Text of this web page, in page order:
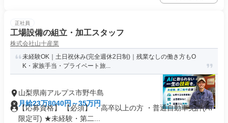
正社員
工場設備の組立・加工スタッフ
株式会社山十産業
未経験OK｜土日祝休み(完全週休2日制)｜残業なしの働き方もO
K・家族手当・プライベート旅...
山梨県南アルプス市野牛島
月給23万8040円～35万円
【応募資格】 【必須】 ・高卒以上の方 ・普通自動車免許(AT
限定可) ★未経験・第二...